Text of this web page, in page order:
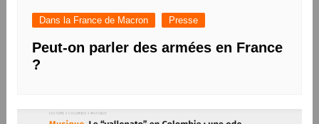
Dans la France de Macron Presse
Peut-on parler des armées en France
?